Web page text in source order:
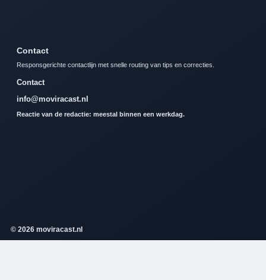
Contact
Responsgerichte contactlijn met snelle routing van tips en correcties.
Contact
info@moviracast.nl
Reactie van de redactie: meestal binnen een werkdag.
© 2026 moviracast.nl